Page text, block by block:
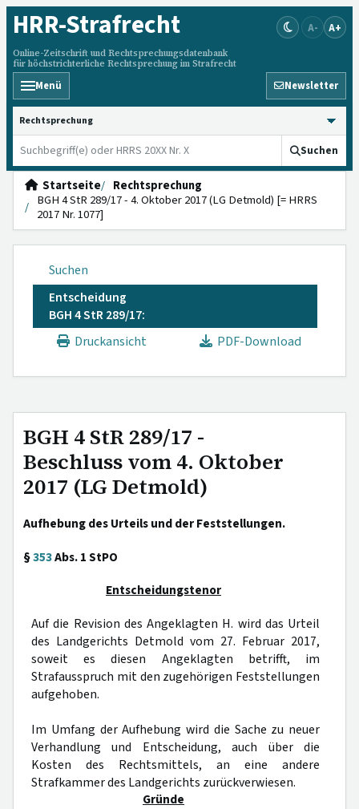
HRR-Strafrecht
Online-Zeitschrift und Rechtsprechungsdatenbank
für höchstrichterliche Rechtsprechung im Strafrecht
A- A+
Menü Newsletter
HRRS durchsuchen
Suchen
Startseite
Rechtsprechung
BGH 4 StR 289/17 - 4. Oktober 2017 (LG Detmold) [= HRRS
2017 Nr. 1077]
Suchen
Entscheidung
BGH 4 StR 289/17:
Druckansicht
PDF-Download
BGH 4 StR 289/17 -
Beschluss vom 4. Oktober
2017 (LG Detmold)
Aufhebung des Urteils und der Feststellungen.
§353Abs. 1 StPO
Entscheidungstenor
Auf die Revision des Angeklagten H. wird das Urteil
des Landgerichts Detmold vom 27. Februar 2017,
soweit es diesen Angeklagten betrifft, im
Strafausspruch mit den zugehörigen Feststellungen
aufgehoben.
Im Umfang der Aufhebung wird die Sache zu neuer
Verhandlung und Entscheidung, auch über die
Kosten des Rechtsmittels, an eine andere
Strafkammer des Landgerichts zurückverwiesen.
Gründe